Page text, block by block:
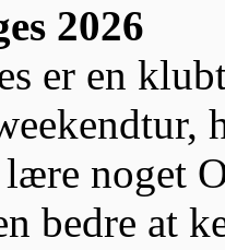
2026
er en
noget
bedre at